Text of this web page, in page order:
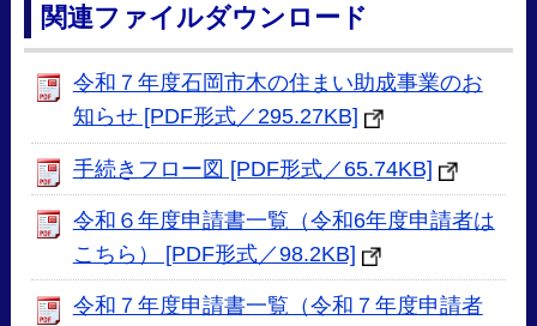
関連ファイルダウンロード
令和７年度石岡市木の住まい助成事業のお
知らせ [PDF形式／295.27KB]
手続きフロー図 [PDF形式／65.74KB]
令和６年度申請書一覧（令和6年度申請者は
こちら） [PDF形式／98.2KB]
令和７年度申請書一覧（令和７年度申請者